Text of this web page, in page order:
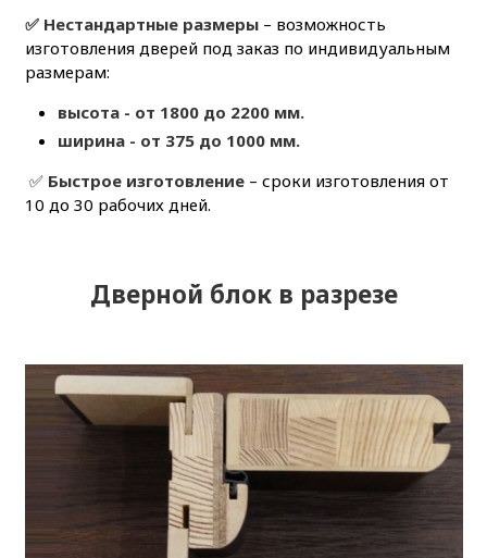
✅ Нестандартные размеры – возможность
изготовления дверей под заказ по индивидуальным
размерам:
высота - от 1800 до 2200 мм.
ширина - от 375 до 1000 мм.
✅ Быстрое изготовление– сроки изготовления от
10 до 30 рабочих дней.
Дверной блок в разрезе